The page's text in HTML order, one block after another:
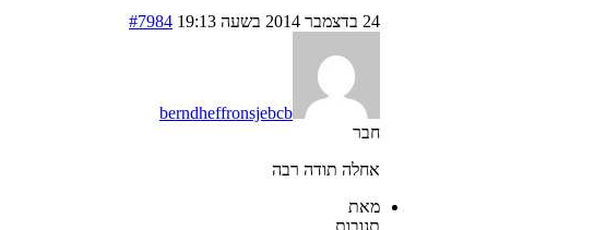
24 בדצמבר 2014 בשעה 19:13
#7984
berndheffronsjebcb
חבר
אחלה תודה רבה
מאת
תגובות